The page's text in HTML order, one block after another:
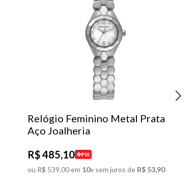
Relógio Feminino Metal Prata
Aço Joalheria
R$485,10 PIX
ou R$ 539,00em 10x sem juros de R$ 53,90